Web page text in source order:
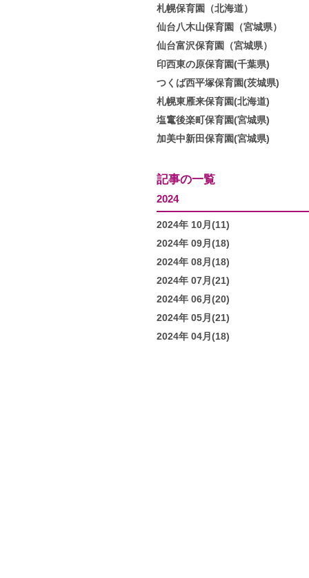
札幌保育園（北海道）
仙台八木山保育園（宮城県）
仙台富沢保育園（宮城県）
印西東の原保育園(千葉県)
つくば西平塚保育園(茨城県)
札幌東雁来保育園(北海道)
塩竃後楽町保育園(宮城県)
加美中新田保育園(宮城県)
記事の一覧
2024
2024年 10月(11)
2024年 09月(18)
2024年 08月(18)
2024年 07月(21)
2024年 06月(20)
2024年 05月(21)
2024年 04月(18)